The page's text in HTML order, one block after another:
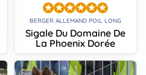
BERGER ALLEMAND POIL LONG
Sigale Du Domaine De
La Phoenix Dorée